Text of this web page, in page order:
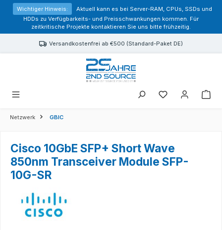
springen
Wichtiger Hinweis:
Aktuell kann es bei Server-RAM, CPUs, SSDs und
HDDs zu Verfügbarkeits- und Preisschwankungen kommen. Für
zeitkritische Projekte kontaktieren Sie uns bitte frühzeitig.
Versandkostenfrei ab €500 (Standard-Paket DE)
Sie haben 0
Netzwerk GBIC
Cisco 10GbE SFP+ Short Wave
850nm Transceiver Module SFP-
10G-SR